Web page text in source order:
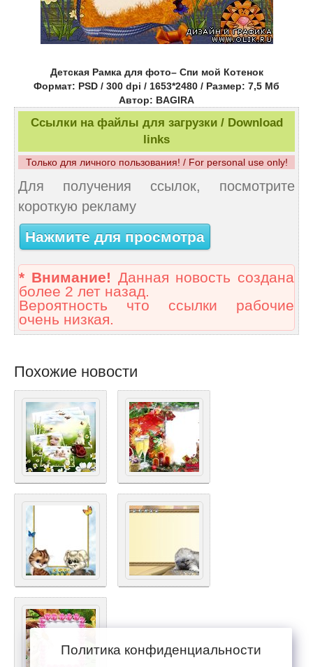
Детская Рамка для фото– Спи мой Котенок
Формат: PSD / 300 dpi / 1653*2480 / Размер: 7,5 Мб
Автор: BAGIRA
Ссылки на файлы для загрузки / Download
links
Только для личного пользования! / For personal use only!
Для получения ссылок, посмотрите
короткую рекламу
Нажмите для просмотра
* Внимание! Данная новость создана
более 2 лет назад.
Вероятность что ссылки рабочие
очень низкая.
Похожие новости
Политика конфиденциальности